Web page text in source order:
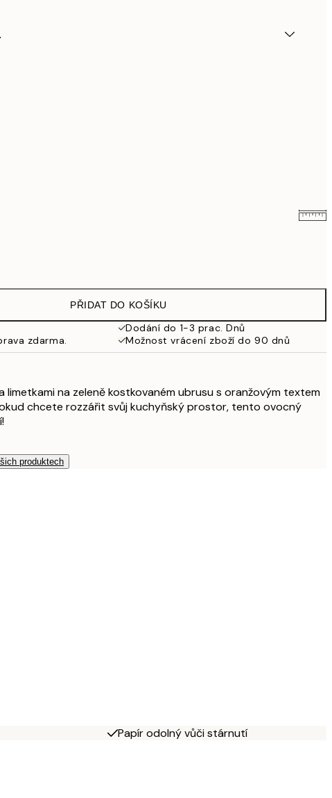
PŘIDAT DO KOŠÍKU
Dodání do 1-3 prac. Dnů
zdarma.
Možnost vrácení zboží do 90 dnů
limetkami na zeleně kostkovaném ubrusu s oranžovým textem
chcete rozzářit svůj kuchyňský prostor, tento ovocný
produktech
Papír odolný vůči stárnutí